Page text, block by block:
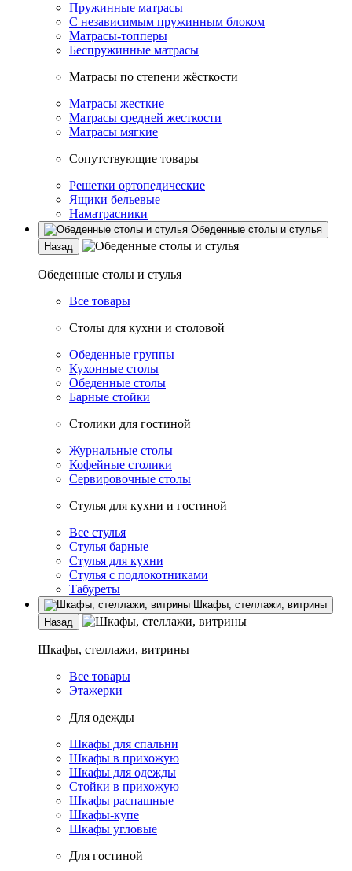
Пружинные матрасы
С независимым пружинным блоком
Матрасы-топперы
Беспружинные матрасы
Матрасы по степени жёсткости
Матрасы жесткие
Матрасы средней жесткости
Матрасы мягкие
Сопутствующие товары
Решетки ортопедические
Ящики бельевые
Наматрасники
Обеденные столы и стулья
Назад
Обеденные столы и стулья
Все товары
Столы для кухни и столовой
Обеденные группы
Кухонные столы
Обеденные столы
Барные стойки
Столики для гостиной
Журнальные столы
Кофейные столики
Сервировочные столы
Стулья для кухни и гостиной
Все стулья
Стулья барные
Стулья для кухни
Стулья с подлокотниками
Табуреты
Шкафы, стеллажи, витрины
Назад
Шкафы, стеллажи, витрины
Все товары
Этажерки
Для одежды
Шкафы для спальни
Шкафы в прихожую
Шкафы для одежды
Стойки в прихожую
Шкафы распашные
Шкафы-купе
Шкафы угловые
Для гостиной